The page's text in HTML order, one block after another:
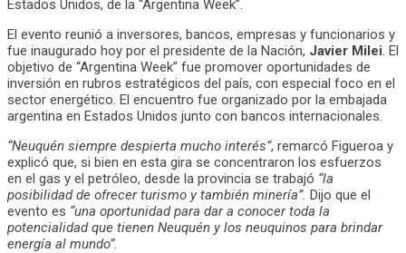
Estados Unidos, de la “Argentina Week”.
El evento reunió a inversores, bancos, empresas y funcionarios y
fue inaugurado hoy por el presidente de la Nación, Javier Milei . El
objetivo de “Argentina Week” fue promover oportunidades de
inversión en rubros estratégicos del país, con especial foco en el
sector energético. El encuentro fue organizado por la embajada
argentina en Estados Unidos junto con bancos internacionales.
“Neuquén siempre despierta mucho interés”, remarcó Figueroa y
explicó que, si bien en esta gira se concentraron los esfuerzos
en el gas y el petróleo, desde la provincia se trabajó “la
posibilidad de ofrecer turismo y también minería”. Dijo que el
evento es “una oportunidad para dar a conocer toda la
potencialidad que tienen Neuquén y los neuquinos para brindar
energía al mundo”.